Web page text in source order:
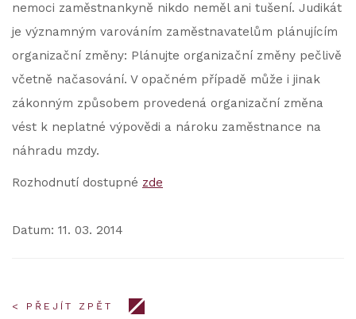
nemoci zaměstnankyně nikdo neměl ani tušení. Judikát
je významným varováním zaměstnavatelům plánujícím
organizační změny: Plánujte organizační změny pečlivě
včetně načasování. V opačném případě může i jinak
zákonným způsobem provedená organizační změna
vést k neplatné výpovědi a nároku zaměstnance na
náhradu mzdy.
Rozhodnutí dostupné zde
Datum: 11. 03. 2014
< PŘEJÍT ZPĚT